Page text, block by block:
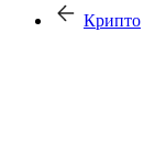
Крипто